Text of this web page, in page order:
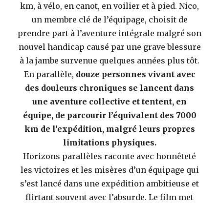
km, à vélo, en canot, en voilier et à pied. Nico,
un membre clé de l’équipage, choisit de
prendre part à l’aventure intégrale malgré son
nouvel handicap causé par une grave blessure
à la jambe survenue quelques années plus tôt.
En parallèle, douze personnes vivant avec
des douleurs chroniques se lancent dans
une aventure collective et tentent, en
équipe, de parcourir l’équivalent des 7000
km de l’expédition, malgré leurs propres
limitations physiques.
Horizons parallèles raconte avec honnêteté
les victoires et les misères d’un équipage qui
s’est lancé dans une expédition ambitieuse et
flirtant souvent avec l’absurde. Le film met